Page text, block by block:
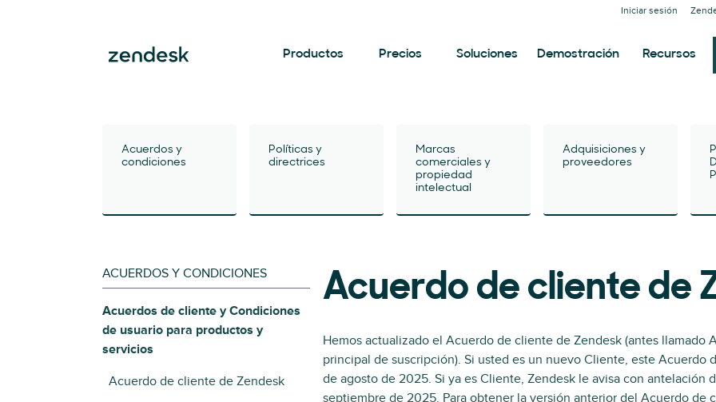
Iniciar sesión
Productos Precios Soluciones Demostración Recursos
Acuerdos y
condiciones
Políticas y
directrices
Marcas
comerciales y
propiedad
intelectual
Adquisiciones y
proveedores
ACUERDOS Y CONDICIONES
Acuerdos de cliente y Condiciones
de usuario para productos y
servicios
Acuerdo de cliente de Zendesk
Acuerdo de cliente de
Hemos actualizado el Acuerdo de cliente de Zendesk (antes llamado
principal de suscripción). Si usted es un nuevo Cliente, este Acuerdo
de agosto de 2025. Si ya es Cliente, Zendesk le avisa con antelación
septiembre de 2025. Para obtener la versión anterior del Acuerdo de